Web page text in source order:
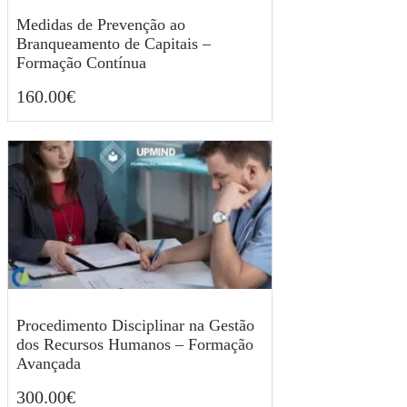
Medidas de Prevenção ao
Branqueamento de Capitais –
Formação Contínua
160.00€
Procedimento Disciplinar na Gestão
dos Recursos Humanos – Formação
Avançada
300.00€